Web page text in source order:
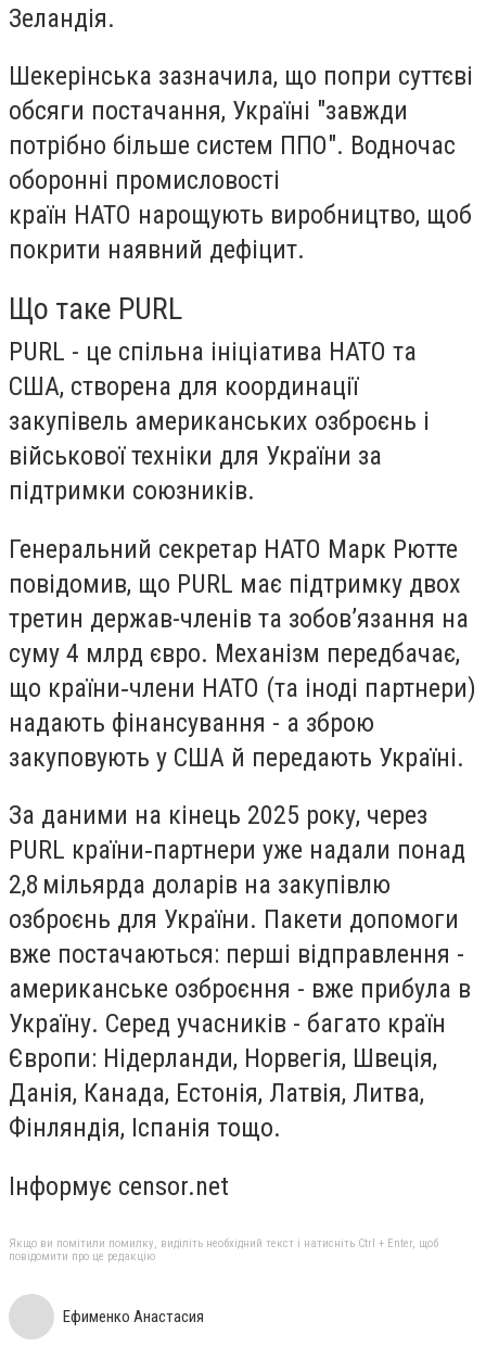
Зеландія.
Шекерінська зазначила, що попри суттєві
обсяги постачання, Україні "завжди
потрібно більше систем ППО". Водночас
оборонні промисловості
країн НАТО нарощують виробництво, щоб
покрити наявний дефіцит.
Що таке PURL
PURL - це спільна ініціатива НАТО та
США, створена для координації
закупівель американських озброєнь і
військової техніки для України за
підтримки союзників.
Генеральний секретар НАТО Марк Рютте
повідомив, що PURL має підтримку двох
третин держав-членів та зобов’язання на
суму 4 млрд євро. Механізм передбачає,
що країни‑члени НАТО (та іноді партнери)
надають фінансування - а зброю
закуповують у США й передають Україні.
За даними на кінець 2025 року, через
PURL країни‑партнери уже надали понад
2,8 мільярда доларів на закупівлю
озброєнь для України. Пакети допомоги
вже постачаються: перші відправлення -
американське озброєння - вже прибула в
Україну. Серед учасників - багато країн
Європи: Нідерланди, Норвегія, Швеція,
Данія, Канада, Естонія, Латвія, Литва,
Фінляндія, Іспанія тощо.
Інформує censor.net
Якщо ви помітили помилку, виділіть необхідний текст і натисніть Ctrl + Enter, щоб
повідомити про це редакцію
Ефименко Анастасия